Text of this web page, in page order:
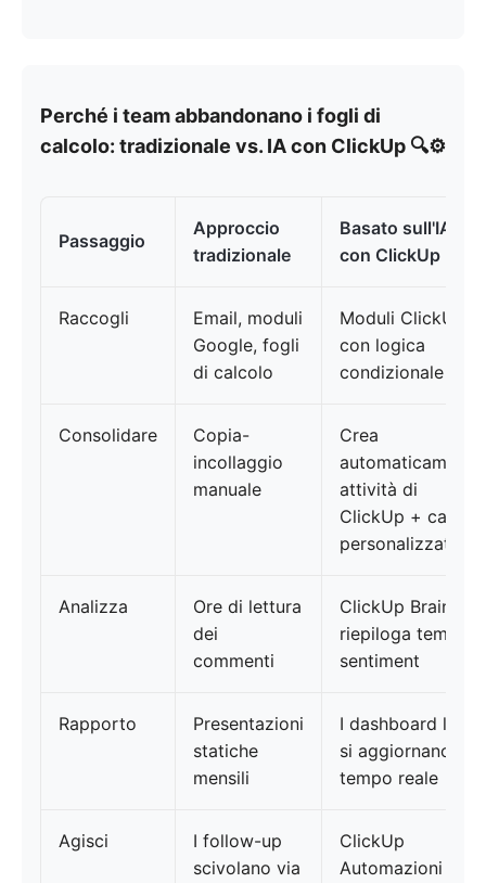
Perché i team abbandonano i fogli di
calcolo: tradizionale vs. IA con ClickUp 🔍⚙️
Passaggio
Approccio
tradizionale
Basato sull'IA
con ClickUp
Raccogli
Email, moduli
Google, fogli
di calcolo
Moduli ClickUp
con logica
condizionale
Consolidare
Copia-
incollaggio
manuale
Crea
automaticamente
attività di
ClickUp + campi
personalizzati
Analizza
Ore di lettura
dei
commenti
ClickUp Brain
riepiloga temi e
sentiment
Rapporto
Presentazioni
statiche
mensili
I dashboard live
si aggiornano in
tempo reale
Agisci
I follow-up
scivolano via
ClickUp
Automazioni